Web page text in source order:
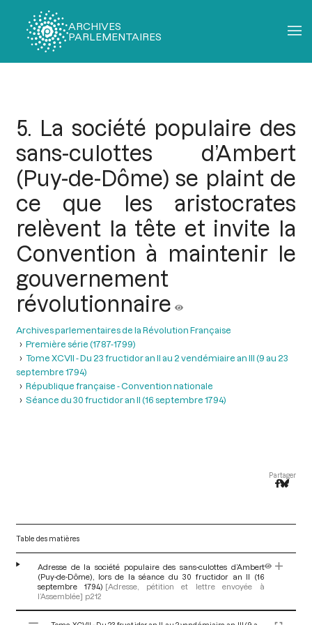
ARCHIVES
PARLEMENTAIRES
5. La société populaire des
sans-culottes d’Ambert
(Puy-de-Dôme) se plaint de
ce que les aristocrates
relèvent la tête et invite la
Convention à maintenir le
gouvernement
révolutionnaire
Archives parlementaires de la Révolution Française
Première série (1787-1799)
Tome XCVII - Du 23 fructidor an II au 2 vendémiaire an III (9 au 23
septembre 1794)
République française - Convention nationale
Séance du 30 fructidor an II (16 septembre 1794)
Partager
Table des matières
Adresse de la société populaire des sans-culottes d’Ambert
(Puy-de-Dôme), lors de la séance du 30 fructidor an II (16
septembre 1794) [Adresse, pétition et lettre envoyée à
l’Assemblée] p.212